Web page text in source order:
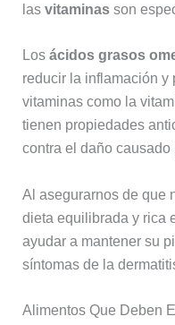
las vitaminasson
Los ácidos grasos
reducir la inflamación y
vitaminas como la
tienen propiedades
contra el daño
Al asegurarnos de que
dieta equilibrada y rica
ayudar a mantener su
síntomas de la
Alimentos Que Deben